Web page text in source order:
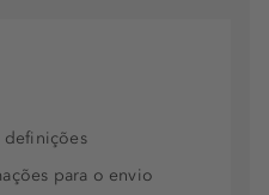
definições
para o envio